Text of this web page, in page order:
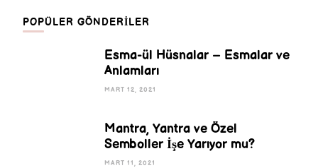
POPÜLER GÖNDERILER
Esma-ül Hüsnalar – Esmalar ve
Anlamları
MART 12, 2021
Mantra, Yantra ve Özel
Semboller İşe Yarıyor mu?
MART 11, 2021